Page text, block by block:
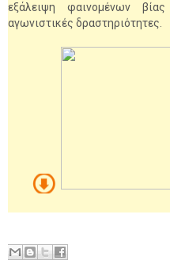
εξάλειψη φαινομένων
αγωνιστικές δραστηριότητες.